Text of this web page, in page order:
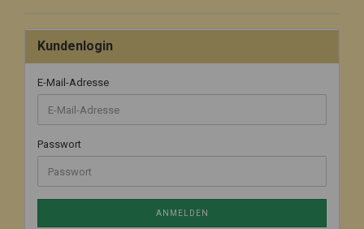
Kundenlogin
E-Mail-Adresse
Passwort
ANMELDEN